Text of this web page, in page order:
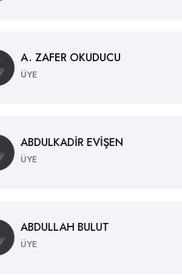
A. ZAFER OKUDUCU
ÜYE
ABDULKADİR EVİŞEN
ÜYE
ABDULLAH BULUT
ÜYE